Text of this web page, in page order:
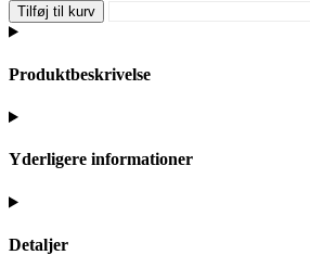
Tilføj til kurv
Produktbeskrivelse
Yderligere informationer
Detaljer